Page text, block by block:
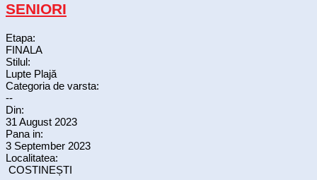
SENIORI
Etapa:
FINALA
Stilul:
Lupte Plajă
Categoria de varsta:
--
Din:
31 August 2023
Pana in:
3 September 2023
Localitatea:
COSTINEȘTI